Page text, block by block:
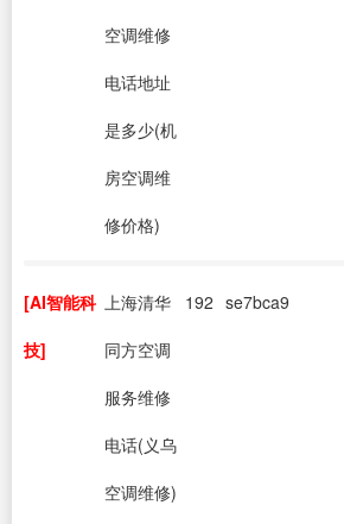
空调维修
电话地址
是多少(机
房空调维
修价格)
[AI智能科
技]
上海清华
同方空调
服务维修
电话(义乌
空调维修)
192 se7bca9